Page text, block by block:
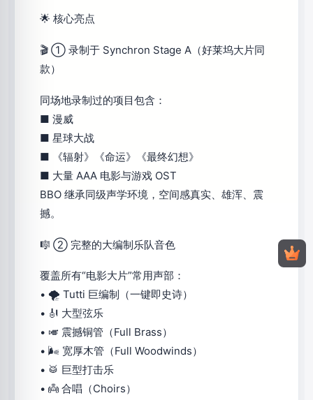
🌟 核心亮点
🎬 ① 录制于 Synchron Stage A（好莱坞大片同
款）
同场地录制过的项目包含：
■ 漫威
■ 星球大战
■ 《辐射》《命运》《最终幻想》
■ 大量 AAA 电影与游戏 OST
BBO 继承同级声学环境，空间感真实、雄浑、震
撼。
🎼 ② 完整的大编制乐队音色
覆盖所有“电影大片”常用声部：
• 🌪 Tutti 巨编制（一键即史诗）
• 🎻 大型弦乐
• 🎺 震撼铜管（Full Brass）
• 🌬 宽厚木管（Full Woodwinds）
• 🥁 巨型打击乐
• 👼 合唱（Choirs）